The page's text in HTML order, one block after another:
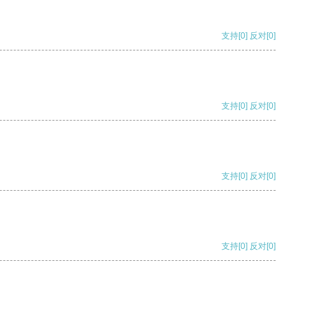
支持[0] 反对[0]
支持[0] 反对[0]
支持[0] 反对[0]
支持[0] 反对[0]